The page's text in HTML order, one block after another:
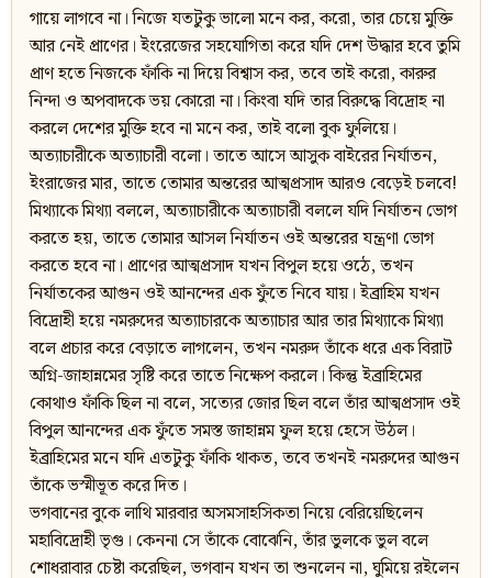
গায়ে লাগবে না। নিজে যতটুকু ভালো মনে কর, করো, তার চেয়ে মুক্তি
আর নেই প্রাণের। ইংরেজের সহযোগিতা করে যদি দেশ উদ্ধার হবে তুমি
প্রাণ হতে নিজকে ফাঁকি না দিয়ে বিশ্বাস কর, তবে তাই করো, কারুর
নিন্দা ও অপবাদকে ভয় কোরো না। কিংবা যদি তার বিরুদ্ধে বিদ্রোহ না
করলে দেশের মুক্তি হবে না মনে কর, তাই বলো বুক ফুলিয়ে।
অত্যাচারীকে অত্যাচারী বলো। তাতে আসে আসুক বাইরের নির্যাতন,
ইংরাজের মার, তাতে তোমার অন্তরের আত্মপ্রসাদ আরও বেড়েই চলবে!
মিথ্যাকে মিথ্যা বললে, অত্যাচারীকে অত্যাচারী বললে যদি নির্যাতন ভোগ
করতে হয়, তাতে তোমার আসল নির্যাতন ওই অন্তরের যন্ত্রণা ভোগ
করতে হবে না। প্রাণের আত্মপ্রসাদ যখন বিপুল হয়ে ওঠে, তখন
নির্যাতকের আগুন ওই আনন্দের এক ফুঁতে নিবে যায়। ইব্রাহিম যখন
বিদ্রোহী হয়ে নমরুদের অত্যাচারকে অত্যাচার আর তার মিথ্যাকে মিথ্যা
বলে প্রচার করে বেড়াতে লাগলেন, তখন নমরুদ তাঁকে ধরে এক বিরাট
অগ্নি-জাহান্নমের সৃষ্টি করে তাতে নিক্ষেপ করলে। কিন্তু ইব্রাহিমের
কোথাও ফাঁকি ছিল না বলে, সত্যের জোর ছিল বলে তাঁর আত্মপ্রসাদ ওই
বিপুল আনন্দের এক ফুঁতে সমস্ত জাহান্নম ফুল হয়ে হেসে উঠল।
ইব্রাহিমের মনে যদি এতটুকু ফাঁকি থাকত, তবে তখনই নমরুদের আগুন
তাঁকে ভস্মীভূত করে দিত।
ভগবানের বুকে লাথি মারবার অসমসাহসিকতা নিয়ে বেরিয়েছিলেন
মহাবিদ্রোহী ভৃগু। কেননা সে তাঁকে বোঝেনি, তাঁর ভুলকে ভুল বলে
শোধরাবার চেষ্টা করেছিল, ভগবান যখন তা শুনলেন না, ঘুমিয়ে রইলেন